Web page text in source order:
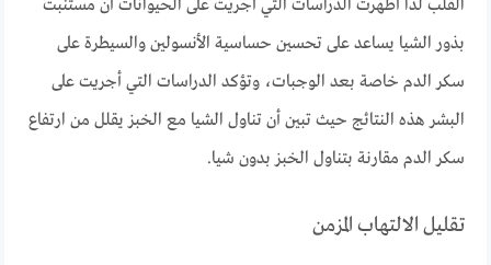
القلب لذا أظهرت الدراسات التي أجريت على الحيوانات أن مستنبت
بذور الشيا يساعد على تحسين حساسية الأنسولين والسيطرة على
سكر الدم خاصة بعد الوجبات، وتؤكد الدراسات التي أجريت على
البشر هذه النتائج حيث تبين أن تناول الشيا مع الخبز يقلل من ارتفاع
سكر الدم مقارنة بتناول الخبز بدون شيا.
تقليل الالتهاب المزمن